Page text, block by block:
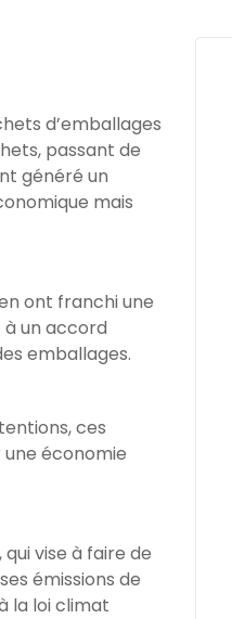
d’emballages
passant de
généré un
mais
ont franchi une
un accord
emballages.
ces
économie
vise à faire de
émissions de
la loi climat